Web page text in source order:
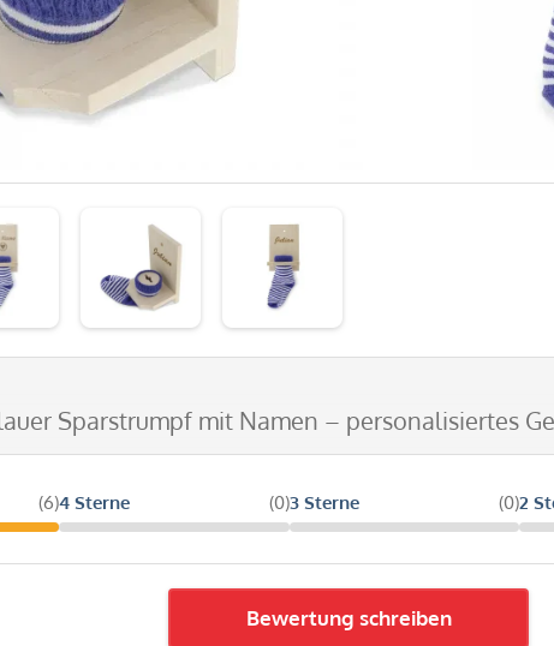
Sparstrumpf mit Namen – personalisiertes
(6)4 Sterne (0)3 Sterne (0)2
Bewertung schreiben